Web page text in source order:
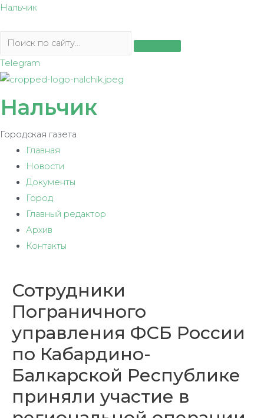
Перейти
содержимому
Нальчик
Telegram
Нальчик
Городская газета
Главная
Новости
Документы
Город
Главный редактор
Архив
Контакты
Сотрудники
Пограничного
управления ФСБ России
по Кабардино-
Балкарской Республике
приняли участие в